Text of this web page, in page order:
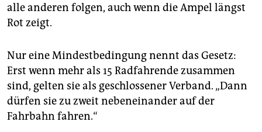
alle anderen folgen, auch wenn die Ampel längst
Rot zeigt.
Nur eine Mindestbedingung nennt das Gesetz:
Erst wenn mehr als 15 Radfahrende zusammen
sind, gelten sie als geschlossener Verband. „Dann
dürfen sie zu zweit nebeneinander auf der
Fahrbahn fahren.“